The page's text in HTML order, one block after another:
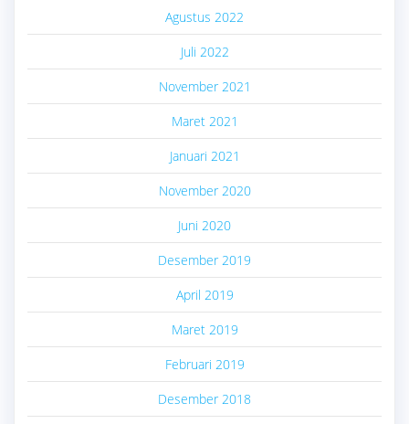
Agustus 2022
Juli 2022
November 2021
Maret 2021
Januari 2021
November 2020
Juni 2020
Desember 2019
April 2019
Maret 2019
Februari 2019
Desember 2018